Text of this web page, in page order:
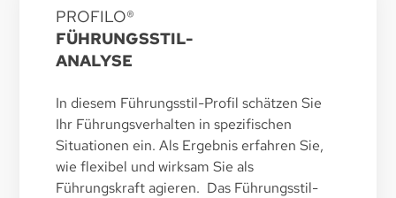
PROFILO®
FÜHRUNGSSTIL-
ANALYSE
In diesem Führungsstil-Profil schätzen Sie
Ihr Führungsverhalten in spezifischen
Situationen ein. Als Ergebnis erfahren Sie,
wie flexibel und wirksam Sie als
Führungskraft agieren. Das Führungsstil-